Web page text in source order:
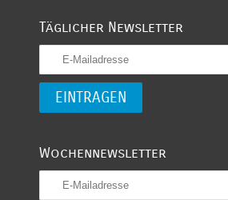
Täglicher Newsletter
Wochennewsletter